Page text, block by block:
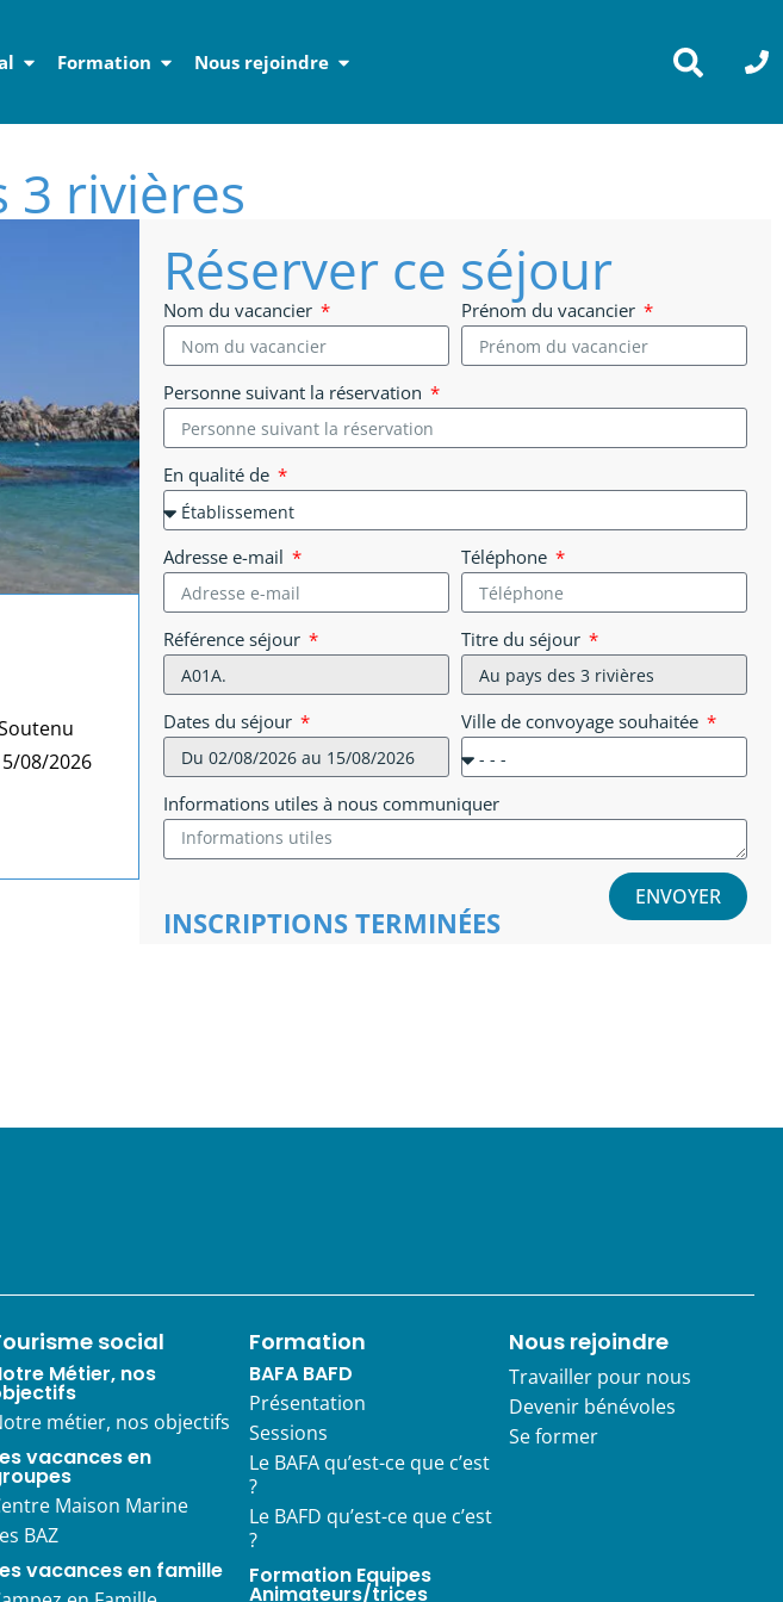
Formation Nous rejoindre
3 rivières
08/2026
Réserver ce séjour
Nom du vacancier Prénom du vacancier
Personne suivant la réservation
En qualité de
Adresse e-mail Téléphone
Référence séjour Titre du séjour
Dates du séjour Ville de convoyage souhaitée
Informations utiles à nous communiquer
ENVOYER
INSCRIPTIONS TERMINÉES
social
Métier, nos
métier, nos objectifs
vacances en
Maison Marine
BAZ
vacances en famille
Formation
BAFA BAFD
Présentation
Sessions
Le BAFA qu’est-ce que c’est
?
Le BAFD qu’est-ce que c’est
?
Formation Equipes
Animateurs/trices
Nous rejoindre
Travailler pour nous
Devenir bénévoles
Se former